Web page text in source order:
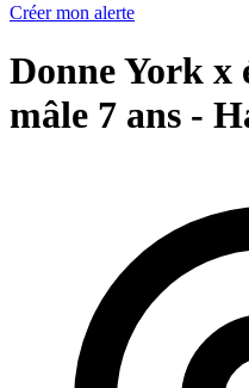
Créer mon alerte
Donne York x
mâle 7 ans -